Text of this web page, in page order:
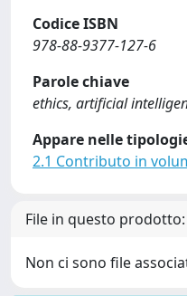
Codice ISBN
978-88-9377-127-6
Parole chiave
ethics, artificial
Appare nelle
2.1 Contributo in
File in questo prodotto:
Non ci sono file